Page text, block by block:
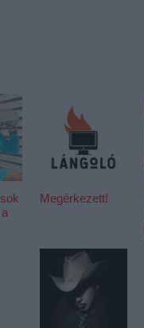
Megérkezett!